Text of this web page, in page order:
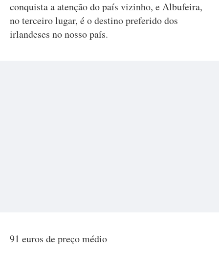
conquista a atenção do país vizinho, e Albufeira,
no terceiro lugar, é o destino preferido dos
irlandeses no nosso país.
91 euros de preço médio